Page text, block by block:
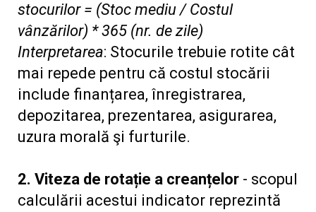
stocurilor = (Stoc mediu / Costul
vânzărilor) * 365 (nr. de zile)
Interpretarea: Stocurile trebuie rotite cât
mai repede pentru că costul stocării
include finanțarea, înregistrarea,
depozitarea, prezentarea, asigurarea,
uzura morală şi furturile.
2. Viteza de rotație a creanțelor - scopul
calculării acestui indicator reprezintă